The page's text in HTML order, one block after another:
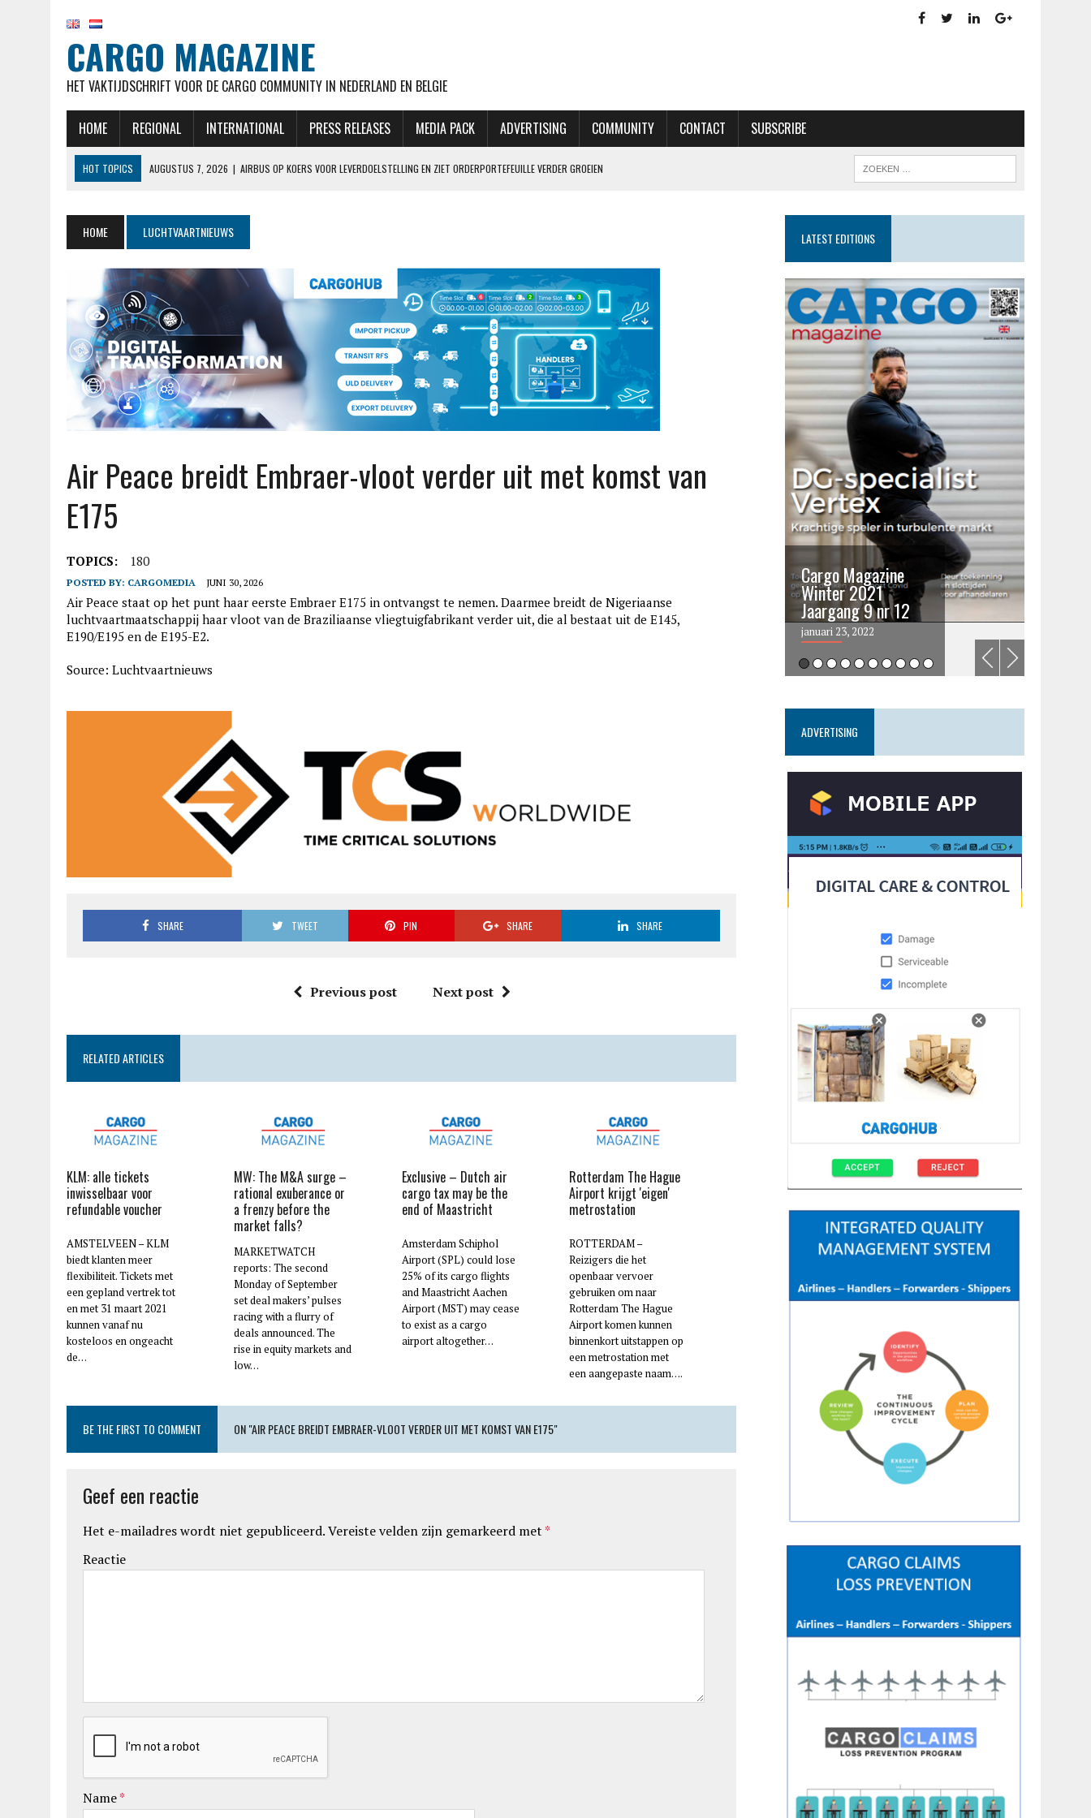
CARGO MAGAZINE
HET VAKTIJDSCHRIFT VOOR DE CARGO COMMUNITY IN NEDERLAND EN BELGIE
HOME REGIONAL INTERNATIONAL PRESS RELEASES MEDIA PACK ADVERTISING COMMUNITY CONTACT SUBSCRIBE
HOT TOPICS AUGUSTUS 7, 2026 | AIRBUS OP KOERS VOOR LEVERDOELSTELLING EN ZIET ORDERPORTEFEUILLE VERDER GROEIEN
AUGUSTUS 6, 2026 | EASYJET WORDT OVERGENOMEN DOOR APOLLO, CASTLELAKE HAAKT AF
AUGUSTUS 7, 2026 | MALAYSIA AIRLINES NEEMT MAATREGELEN NADAT PILOOT 70.000 XTC-PILLEN SMOKKELDE
HOME LUCHTVAARTNIEUWS
Air Peace breidt Embraer-vloot verder uit met komst van
E175
TOPICS: 180
POSTED BY: CARGOMEDIA JUNI 30, 2026
Air Peace staat op het punt haar eerste Embraer E175 in ontvangst te nemen. Daarmee breidt de Nigeriaanse
luchtvaartmaatschappij haar vloot van de Braziliaanse vliegtuigfabrikant verder uit, die al bestaat uit de E145,
E190/E195 en de E195-E2.
Source: Luchtvaartnieuws
SHARE TWEET PIN SHARE SHARE
Previous post Next post
RELATED ARTICLES
KLM: alle tickets
inwisselbaar voor
refundable voucher
AMSTELVEEN – KLM
biedt klanten meer
flexibiliteit. Tickets met
een gepland vertrek tot
en met 31 maart 2021
kunnen vanaf nu
kosteloos en ongeacht
de…
MW: The M&A surge –
rational exuberance or
a frenzy before the
market falls?
MARKETWATCH
reports: The second
Monday of September
set deal makers’ pulses
racing with a flurry of
deals announced. The
rise in equity markets and
low…
Exclusive – Dutch air
cargo tax may be the
end of Maastricht
Amsterdam Schiphol
Airport (SPL) could lose
25% of its cargo flights
and Maastricht Aachen
Airport (MST) may cease
to exist as a cargo
airport altogether…
Rotterdam The Hague
Airport krijgt 'eigen'
metrostation
ROTTERDAM –
Reizigers die het
openbaar vervoer
gebruiken om naar
Rotterdam The Hague
Airport komen kunnen
binnenkort uitstappen op
een metrostation met
een aangepaste naam….
BE THE FIRST TO COMMENT ON "AIR PEACE BREIDT EMBRAER-VLOOT VERDER UIT MET KOMST VAN E175"
Geef een reactie
Het e-mailadres wordt niet gepubliceerd.Vereiste velden zijn gemarkeerd met *
Reactie
Name*
LATEST EDITIONS
edition3
Cargo Magazine
Winter 2021
Jaargang 9 nr 12
januari 23, 2022
ADVERTISING